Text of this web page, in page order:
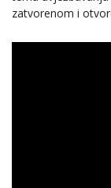
zatvorenom i